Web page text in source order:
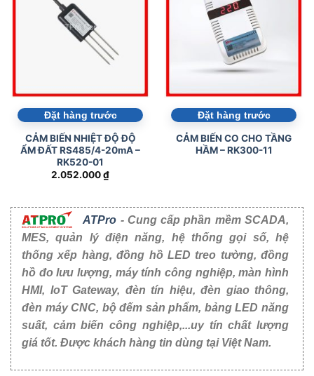
Đặt hàng trước
CẢM BIẾN NHIỆT ĐỘ ĐỘ
ẨM ĐẤT RS485/4-20mA –
RK520-01
2.052.000₫
Đặt hàng trước
CẢM BIẾN CO CHO TẦNG
HẦM – RK300-11
ATPro - Cung cấp phần mềm SCADA,
MES, quản lý điện năng, hệ thống gọi số, hệ
thống xếp hàng, đồng hồ LED treo tường, đồng
hồ đo lưu lượng, máy tính công nghiệp, màn hình
HMI, IoT Gateway, đèn tín hiệu, đèn giao thông,
đèn máy CNC, bộ đếm sản phẩm, bảng LED năng
suất, cảm biến công nghiệp,...uy tín chất lượng
giá tốt. Được khách hàng tin dùng tại Việt Nam.